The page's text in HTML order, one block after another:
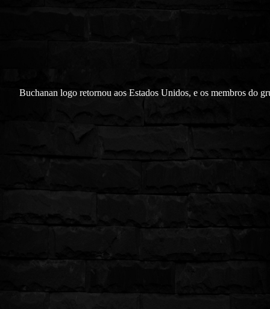
Buchanan logo retornou aos Estados Unidos, e os membros do